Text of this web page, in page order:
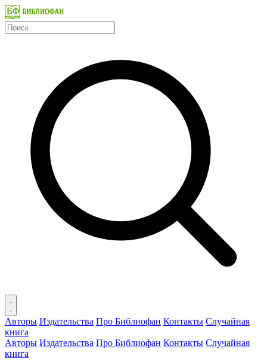
Авторы Издательства Про Библиофан Контакты Случайная
книга
Авторы Издательства Про Библиофан Контакты Случайная
книга